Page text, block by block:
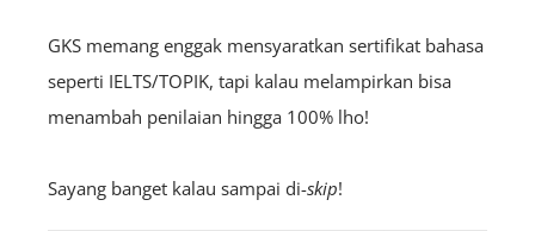
GKS memang enggak mensyaratkan sertifikat bahasa
seperti IELTS/TOPIK, tapi kalau melampirkan bisa
menambah penilaian hingga 100% lho!
Sayang banget kalau sampai di-skip!